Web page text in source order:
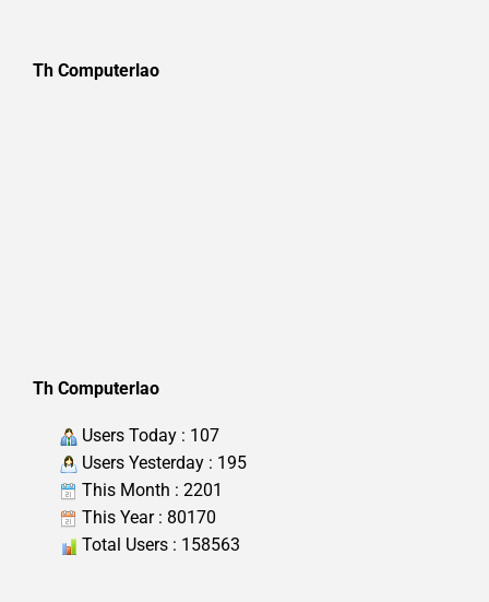
Th Computerlao
Th Computerlao
Users Today : 107
Users Yesterday : 195
This Month : 2201
This Year : 80170
Total Users : 158563